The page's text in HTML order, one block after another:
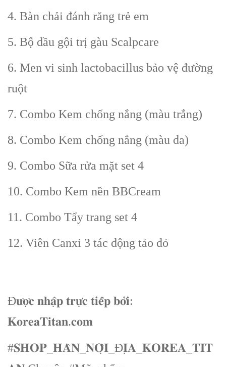
4. Bàn chải đánh răng trẻ em
5. Bộ dầu gội trị gàu Scalpcare
6. Men vi sinh lactobacillus bảo vệ đường
ruột
7. Combo Kem chống nắng (màu trắng)
8. Combo Kem chống nắng (màu da)
9. Combo Sữa rửa mặt set 4
10. Combo Kem nền BBCream
11. Combo Tẩy trang set 4
12. Viên Canxi 3 tác động tảo đỏ
Đ𝐮̛𝐨̛̣𝐜 𝐧𝐡𝐚̣̂𝐩 𝐭𝐫𝐮̛̣𝐜 𝐭𝐢𝐞̂́𝐩 𝐛𝐨̛̉𝐢:
𝐊𝐨𝐫𝐞𝐚𝐓𝐢𝐭𝐚𝐧.𝐜𝐨𝐦
#𝐒𝐇𝐎𝐏_𝐇𝐀̀𝐍_𝐍𝐎̣̂𝐈_Đ𝐈̣𝐀_𝐊𝐎𝐑𝐄𝐀_𝐓𝐈𝐓